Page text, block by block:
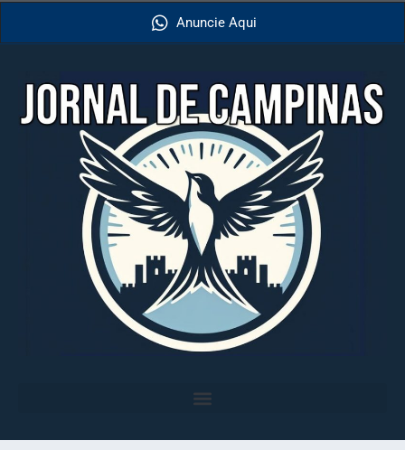
Anuncie Aqui